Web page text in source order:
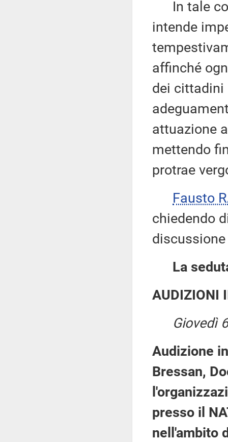
In tale
intende
affinché
dei cittadini
attuazione
mettendo
protrae
Fausto
chiedendo
La
AUDIZIONI
Giovedì
Audizione
Bressan,
presso il
nell'ambito